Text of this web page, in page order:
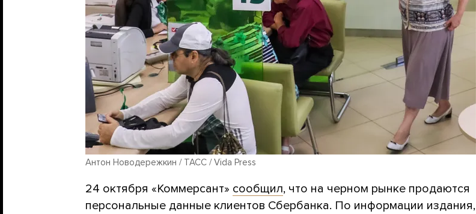
Антон Новодережкин / ТАСС / Vida Press
24 октября «Коммерсант» сообщил, что на черном рынке продаются
персональные данные клиентов Сбербанка. По информации издания,